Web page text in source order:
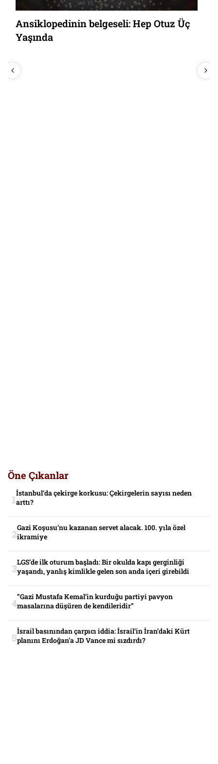
Ansiklopedinin belgeseli: Hep Otuz Üç
Yaşında
Öne Çıkanlar
İstanbul’da çekirge korkusu: Çekirgelerin sayısı neden
arttı?
Gazi Koşusu’nu kazanan servet alacak. 100. yıla özel
ikramiye
LGS’de ilk oturum başladı: Bir okulda kapı gerginliği
yaşandı, yanlış kimlikle gelen son anda içeri girebildi
“Gazi Mustafa Kemal’in kurduğu partiyi pavyon
masalarına düşüren de kendileridir”
İsrail basınından çarpıcı iddia: İsrail’in İran’daki Kürt
planını Erdoğan’a JD Vance mi sızdırdı?